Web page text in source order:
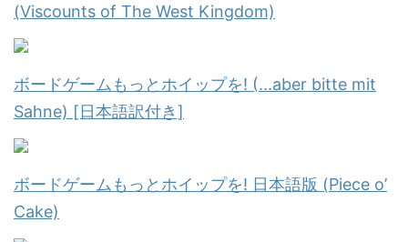
(Viscounts of The West Kingdom)
ボードゲームもっとホイップを! (...aber bitte mit
Sahne) [日本語訳付き]
ボードゲームもっとホイップを! 日本語版 (Piece o’
Cake)